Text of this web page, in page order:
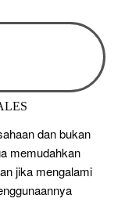
dan bukan
memudahkan
jika mengalami